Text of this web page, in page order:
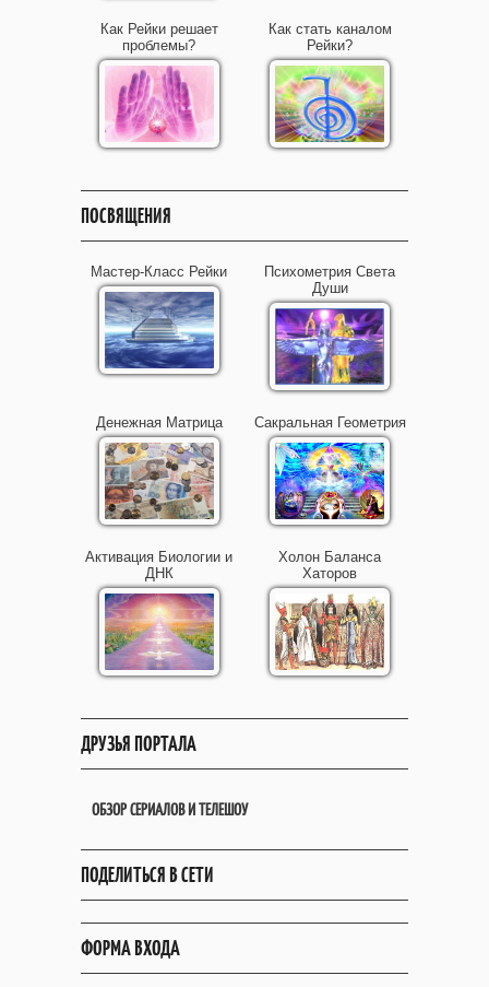
Как Рейки решает
проблемы?
Как стать каналом
Рейки?
ПОСВЯЩЕНИЯ
Мастер-Класс Рейки
Психометрия Света
Души
Денежная Матрица Сакральная Геометрия
Активация Биологии и
ДНК
Холон Баланса
Хаторов
ДРУЗЬЯ ПОРТАЛА
ОБЗОР СЕРИАЛОВ И ТЕЛЕШОУ
ПОДЕЛИТЬСЯ В СЕТИ
ФОРМА ВХОДА